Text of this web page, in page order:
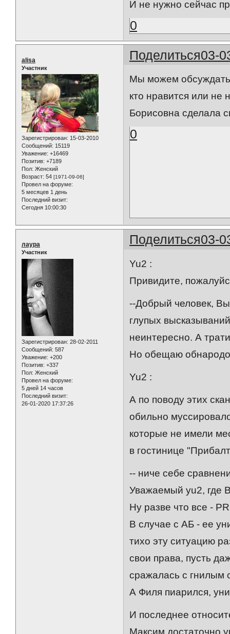
И не нужно сейчас
0
Поделиться03-
alisa
Участник
Зарегистрирован: 15-03-2010
Сообщений: 15119
Уважение: +16469
Позитив: +7189
Пол: Женский
Возраст: 54 [1971-09-06]
Провел на форуме:
5 месяцев 1 день
Последний визит:
Сегодня 10:00:30
Мы можем обсуждать
кто нравится или не
Борисовна сделала
0
Поделиться03-
лаура
Участник
Зарегистрирован: 28-02-2011
Сообщений: 587
Уважение: +200
Позитив: +337
Пол: Женский
Провел на форуме:
5 дней 14 часов
Последний визит:
26-01-2020 17:37:26
Yu2 :
Привидите,
--Добрый человек, Вы
глупых
неинтересно. А
Но обещаю
Yu2 :
А по поводу этих
обильно
которые не имели
в гостинице
-- ниче себе
Уважаемый yu2, где
Ну разве что все -
В случае с АБ - ее
тихо эту ситуацию
свои права, пусть
сражалась с гнилым
А Филя пиарился,
И последнее
Максим достаточно